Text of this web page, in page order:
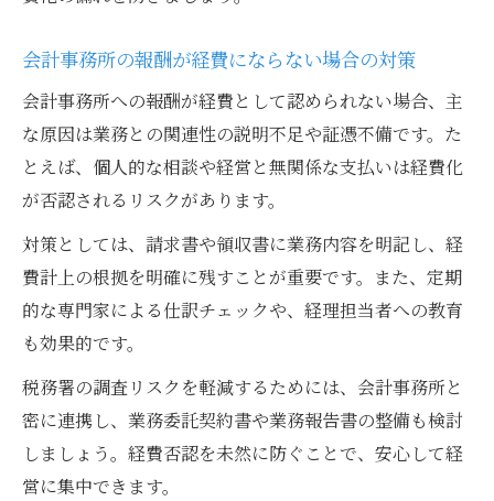
会計事務所の報酬が経費にならない場合の対策
会計事務所への報酬が経費として認められない場合、主
な原因は業務との関連性の説明不足や証憑不備です。た
とえば、個人的な相談や経営と無関係な支払いは経費化
が否認されるリスクがあります。
対策としては、請求書や領収書に業務内容を明記し、経
費計上の根拠を明確に残すことが重要です。また、定期
的な専門家による仕訳チェックや、経理担当者への教育
も効果的です。
税務署の調査リスクを軽減するためには、会計事務所と
密に連携し、業務委託契約書や業務報告書の整備も検討
しましょう。経費否認を未然に防ぐことで、安心して経
営に集中できます。